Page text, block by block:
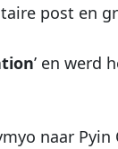
post en
’ en werd
naar Pyin